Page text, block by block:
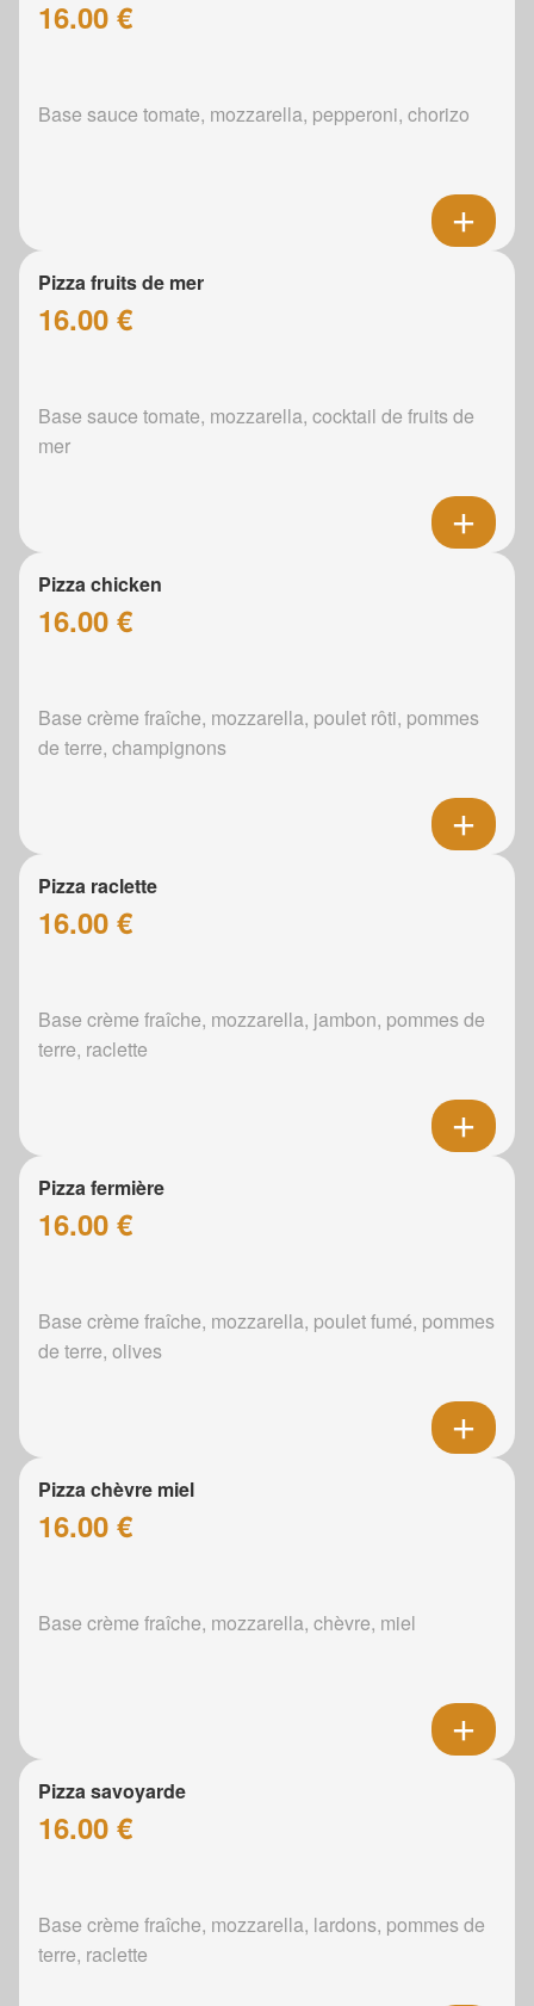
16.00 €
Base sauce tomate, mozzarella, pepperoni, chorizo
Pizza fruits de mer
16.00 €
Base sauce tomate, mozzarella, cocktail de fruits de
mer
Pizza chicken
16.00 €
Base crème fraîche, mozzarella, poulet rôti, pommes
de terre, champignons
Pizza raclette
16.00 €
Base crème fraîche, mozzarella, jambon, pommes de
terre, raclette
Pizza fermière
16.00 €
Base crème fraîche, mozzarella, poulet fumé, pommes
de terre, olives
Pizza chèvre miel
16.00 €
Base crème fraîche, mozzarella, chèvre, miel
Pizza savoyarde
16.00 €
Base crème fraîche, mozzarella, lardons, pommes de
terre, raclette